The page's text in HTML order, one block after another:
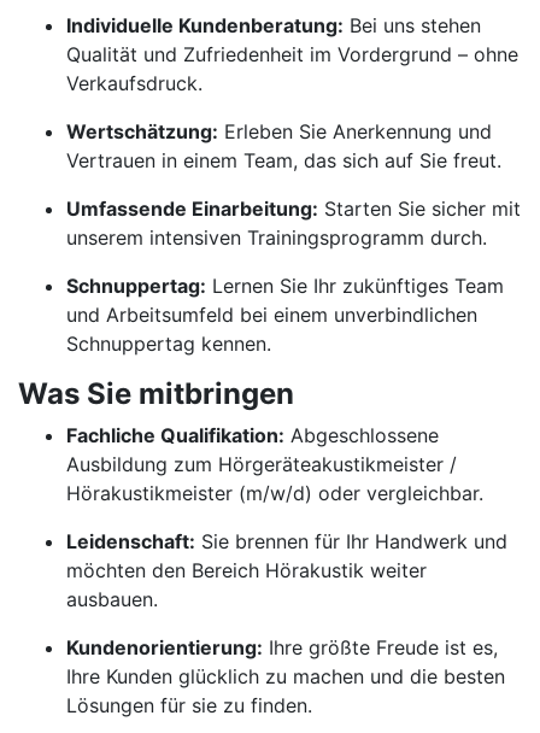
Individuelle Kundenberatung: Bei uns stehen
Qualität und Zufriedenheit im Vordergrund – ohne
Verkaufsdruck.
Wertschätzung: Erleben Sie Anerkennung und
Vertrauen in einem Team, das sich auf Sie freut.
Umfassende Einarbeitung: Starten Sie sicher mit
unserem intensiven Trainingsprogramm durch.
Schnuppertag: Lernen Sie Ihr zukünftiges Team
und Arbeitsumfeld bei einem unverbindlichen
Schnuppertag kennen.
Was Sie mitbringen
Fachliche Qualifikation: Abgeschlossene
Ausbildung zum Hörgeräteakustikmeister /
Hörakustikmeister (m/w/d) oder vergleichbar.
Leidenschaft: Sie brennen für Ihr Handwerk und
möchten den Bereich Hörakustik weiter
ausbauen.
Kundenorientierung: Ihre größte Freude ist es,
Ihre Kunden glücklich zu machen und die besten
Lösungen für sie zu finden.